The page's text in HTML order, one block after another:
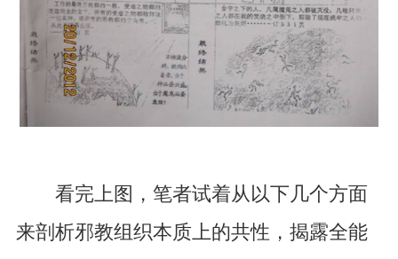
看完上图，笔者试着从以下几个方面
来剖析邪教组织本质上的共性，揭露全能